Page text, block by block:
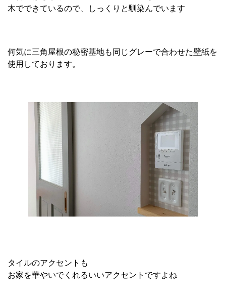
木でできているので、しっくりと馴染んでいます
何気に三角屋根の秘密基地も同じグレーで合わせた壁紙を
使用しております。
タイルのアクセントも
お家を華やいでくれるいいアクセントですよね